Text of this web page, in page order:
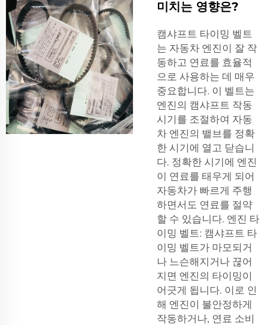
미치는 영향은?
캠샤프트 타이밍 벨트
는 자동차 엔진이 잘 작
동하고 연료를 효율적
으로 사용하는 데 매우
중요합니다. 이 벨트는
엔진의 캠샤프트 작동
시기를 조절하여 자동
차 엔진의 밸브를 정확
한 시기에 열고 닫습니
다. 정확한 시기에 엔진
이 연료를 태우게 되어
자동차가 빠르게 주행
하면서도 연료를 절약
할 수 있습니다. 엔진 타
이밍 벨트: 캠샤프트 타
이밍 벨트가 마모되거
나 느슨해지거나 끊어
지면 엔진의 타이밍이
어긋게 됩니다. 이로 인
해 엔진이 불안정하게
작동하거나, 연료 소비